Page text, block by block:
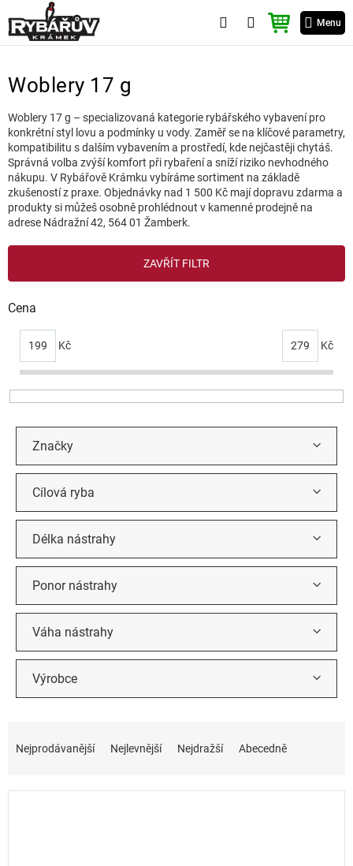
na
obsah
Menu
NÁKUPNÍ
KOŠÍK
Woblery 17 g
Woblery 17 g – specializovaná kategorie rybářského vybavení pro
konkrétní styl lovu a podmínky u vody. Zaměř se na klíčové parametry,
kompatibilitu s dalším vybavením a prostředí, kde nejčastěji chytáš.
Správná volba zvýší komfort při rybaření a sníží riziko nevhodného
nákupu. V Rybářově Krámku vybíráme sortiment na základě
zkušeností z praxe. Objednávky nad 1 500 Kč mají dopravu zdarma a
produkty si můžeš osobně prohlédnout v kamenné prodejně na
adrese Nádražní 42, 564 01 Žamberk.
Nejprodávanější Nejlevnější Nejdražší Abecedně
ZAVŘÍT FILTR
Cena
199 Kč 279 Kč
Značky
Cílová ryba
Délka nástrahy
Ponor nástrahy
Váha nástrahy
Výrobce
V
p
i
d
u